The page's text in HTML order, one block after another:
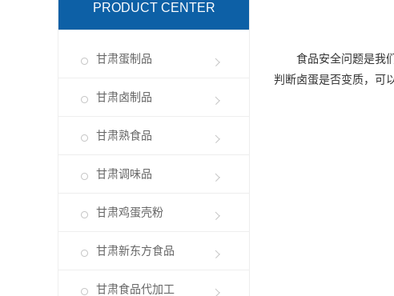
PRODUCT CENTER
甘肃蛋制品
甘肃卤制品
甘肃熟食品
甘肃调味品
甘肃鸡蛋壳粉
甘肃新东方食品
甘肃食品代加工
食品安全问题是我们
判断卤蛋是否变质，可